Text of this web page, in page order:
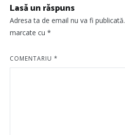
Lasă un răspuns
Adresa ta de email nu va fi publicată.
marcate cu *
COMENTARIU *